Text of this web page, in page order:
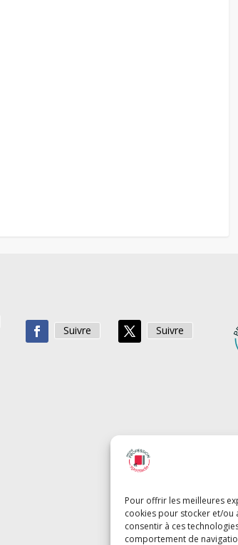
Pour offrir les meilleures
cookies pour stocker et/ou
consentir à ces
comportement de
Suivre Suivre